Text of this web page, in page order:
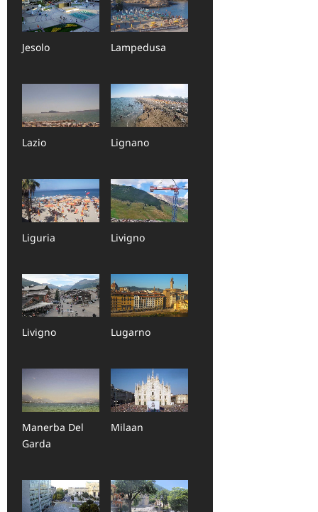
Jesolo Lampedusa
Lazio Lignano
Liguria Livigno
Livigno Lugarno
Manerba Del
Garda
Milaan